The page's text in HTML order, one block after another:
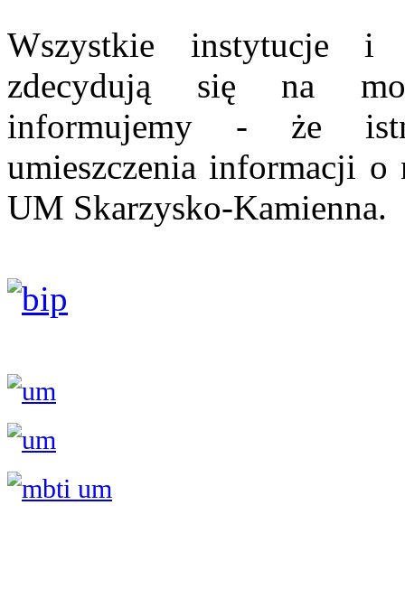
Wszystkie instytucje i
zdecydują się na
informujemy - że
umieszczenia informacji
UM Skarzysko-Kamienna.